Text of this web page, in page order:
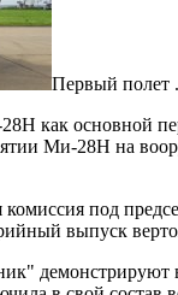
Первый полет
как основной
Ми-28Н на
комиссия под
выпуск
демонстрируют